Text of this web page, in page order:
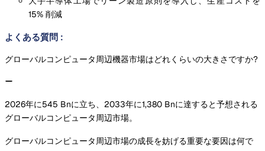
15% 削減
よくある質問 :
グローバルコンピュータ周辺機器市場はどれくらいの大きさですか?
2026年に545 Bnに立ち、2033年に1,380 Bnに達すると予想される
グローバルコンピュータ周辺市場。
グローバルコンピュータ周辺市場の成長を妨げる重要な要因は何で